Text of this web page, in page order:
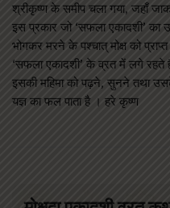
श्रीकृष्ण के समीप चला गया, जहाँ
इस प्रकार जो ‘सफला एकादशी’
भोगकर मरने के पश्चात् मोक्ष को
‘सफला एकादशी’ के व्रत में लगे
इसकी महिमा को पढ़ने, सुनने तथा
यज्ञ का फल पाता है । हरे कृष्ण